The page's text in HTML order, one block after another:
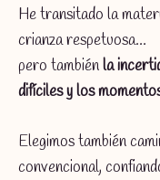
He transitado la
crianza respetuosa…
pero tambiénla
difíciles y los
Elegimos también
convencional,